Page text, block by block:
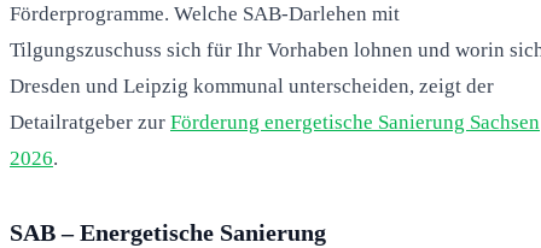
Förderprogramme. Welche SAB-Darlehen mit
Tilgungszuschuss sich für Ihr Vorhaben lohnen und worin
Dresden und Leipzig kommunal unterscheiden, zeigt der
Detailratgeber zur Förderung energetische Sanierung Sachsen
2026.
SAB – Energetische Sanierung